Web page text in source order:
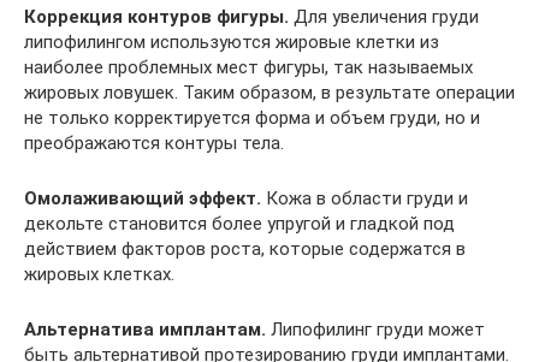
Коррекция контуров фигуры. Для увеличения груди
липофилингом используются жировые клетки из
наиболее проблемных мест фигуры, так называемых
жировых ловушек. Таким образом, в результате операции
не только корректируется форма и объем груди, но и
преображаются контуры тела.
Омолаживающий эффект. Кожа в области груди и
декольте становится более упругой и гладкой под
действием факторов роста, которые содержатся в
жировых клетках.
Альтернатива имплантам. Липофилинг груди может
быть альтернативой протезированию груди имплантами.